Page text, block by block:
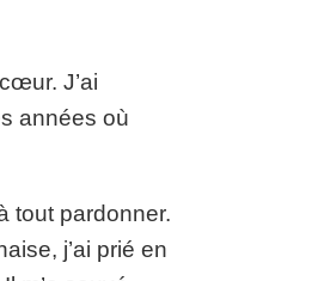
J’ai
années où
tout pardonner.
j’ai prié en